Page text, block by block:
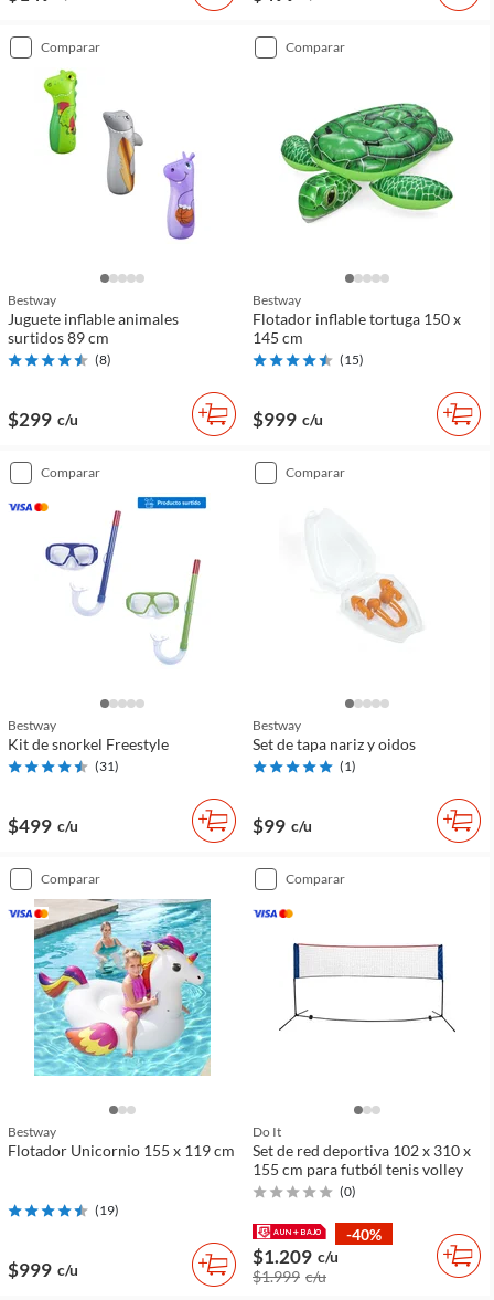
comparar
Bestway
Juguete inflable animales
surtidos 89 cm
(8)
$299 c/u
comparar
Bestway
Flotador inflable tortuga 150 x
145 cm
(15)
$999 c/u
comparar
Bestway
Kit de snorkel Freestyle
(31)
$499 c/u
comparar
Bestway
Set de tapa nariz y oidos
(1)
$99 c/u
comparar
Bestway
Flotador Unicornio 155 x 119 cm
(19)
$999 c/u
comparar
Do It
Set de red deportiva 102 x 310 x
155 cm para futból tenis volley
(0)
-40%
$1.209 c/u
$1.999 c/u